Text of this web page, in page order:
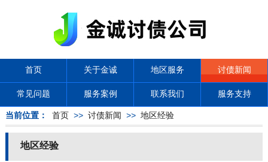
首页 关于金诚 地区服务 讨债新闻
常见问题 服务案例 联系我们 服务支持
当前位置： 首页 >> 讨债新闻 >> 地区经验
地区经验